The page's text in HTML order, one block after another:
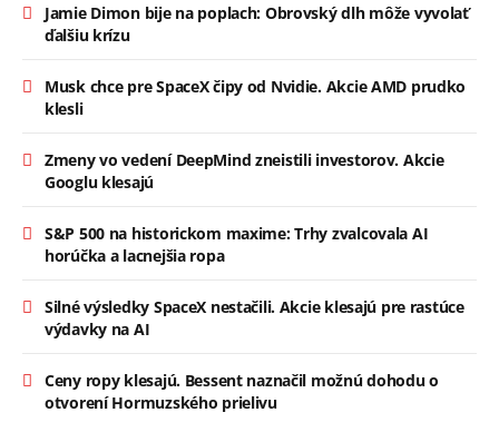
Jamie Dimon bije na poplach: Obrovský dlh môže vyvolať
ďalšiu krízu
Musk chce pre SpaceX čipy od Nvidie. Akcie AMD prudko
klesli
Zmeny vo vedení DeepMind zneistili investorov. Akcie
Googlu klesajú
S&P 500 na historickom maxime: Trhy zvalcovala AI
horúčka a lacnejšia ropa
Silné výsledky SpaceX nestačili. Akcie klesajú pre rastúce
výdavky na AI
Ceny ropy klesajú. Bessent naznačil možnú dohodu o
otvorení Hormuzského prielivu